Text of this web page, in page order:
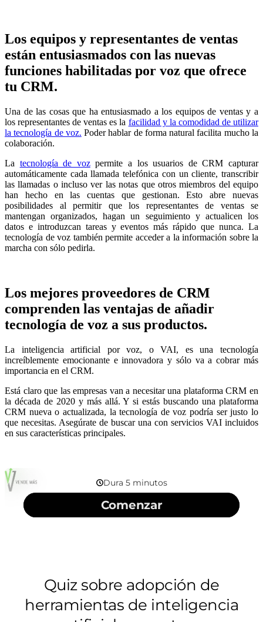
Los equipos y representantes de ventas
están entusiasmados con las nuevas
funciones habilitadas por voz que ofrece
tu CRM.
Una de las cosas que ha entusiasmado a los equipos de ventas y a
los representantes de ventas es la facilidad y la comodidad de utilizar
la tecnología de voz. Poder hablar de forma natural facilita mucho la
colaboración.
La tecnología de vozpermite a los usuarios de CRM capturar
automáticamente cada llamada telefónica con un cliente, transcribir
las llamadas o incluso ver las notas que otros miembros del equipo
han hecho en las cuentas que gestionan. Esto abre nuevas
posibilidades al permitir que los representantes de ventas se
mantengan organizados, hagan un seguimiento y actualicen los
datos e introduzcan tareas y eventos más rápido que nunca. La
tecnología de voz también permite acceder a la información sobre la
marcha con sólo pedirla.
Los mejores proveedores de CRM
comprenden las ventajas de añadir
tecnología de voz a sus productos.
La inteligencia artificial por voz, o VAI, es una tecnología
increíblemente emocionante e innovadora y sólo va a cobrar más
importancia en el CRM.
Está claro que las empresas van a necesitar una plataforma CRM en
la década de 2020 y más allá. Y si estás buscando una plataforma
CRM nueva o actualizada, la tecnología de voz podría ser justo lo
que necesitas. Asegúrate de buscar una con servicios VAI incluidos
en sus características principales.